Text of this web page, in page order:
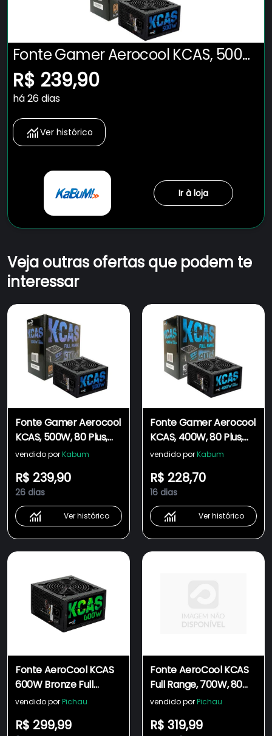
Fonte Gamer Aerocool KCAS, 500W,
80 Plus, Bronze Full Range PFC Ativo
R$ 239,90
há 26 dias
Ver histórico
Ir à loja
Veja outras ofertas que podem te
interessar
Fonte Gamer Aerocool
KCAS, 500W, 80 Plus,
Bronze Full Range PFC
vendido porKabum
R$ 239,90
26 dias
Ver histórico
Fonte Gamer Aerocool
KCAS, 400W, 80 Plus,
White Full Range PFC
vendido porKabum
R$ 228,70
16 dias
Ver histórico
Fonte AeroCool KCAS
600W Bronze Full
Range 80 Plus,
vendido porPichau
R$ 299,99
Fonte AeroCool KCAS
Full Range, 700W, 80
Plus Bronze , KCAS-
vendido porPichau
R$ 319,99